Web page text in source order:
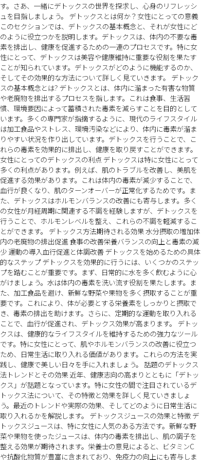
す。さあ、一緒にデトックスの世界を探求し、心身のリフレッシ
ュを目指しましょう。 デトックスとは何か？女性にとっての意義
このセクションでは、デトックスの基本概念と、それが女性にど
のように役立つかを説明します。デトックスは、体内の不要な毒
素を排出し、健康を促進するための一連のプロセスです。特に女
性にとって、デトックスは美容や健康維持に重要な役割を果たす
ことが知られています。デトックスがどのように機能するのか、
そしてその効果的な方法について詳しく見ていきます。 デトック
スの基本概念とは? デトックスとは、体内に溜まった有害な物質
や老廃物を排出するプロセスを指します。これは食事、生活習
慣、環境要因によって蓄積された毒素を減らすことを目的として
います。多くの専門家が指摘するように、現代のライフスタイル
は加工食品やストレス、環境汚染などにより、体内に毒素が溜ま
りやすい状況を作り出しています。デトックスを行うことで、こ
れらの毒素を効果的に排出し、健康を取り戻すことができます。
女性にとってのデトックスの利点 デトックスは特に女性にとって
多くの利点があります。例えば、肌のトラブルを改善し、美肌を
促進する効果があります。これは体内の毒素が減少することで、
血行が良くなり、肌のターンオーバーが正常化するためです。ま
た、デトックスはホルモンバランスの改善にも寄与します。多く
の女性が月経周期に関連する不調を経験しますが、デトックスを
行うことで、ホルモンレベルを整え、これらの不調を軽減するこ
とができます。 デトックス方法期待される効果 水分摂取の増加体
内の老廃物の排出促進 食事の改善栄養バランスの向上と毒素の減
少 運動の導入血行促進と体調改善 デトックスを始めるための具体
的なステップ デトックスを効果的に行うには、いくつかのステッ
プを踏むことが重要です。まず、日常的に水を多く飲むように心
がけましょう。水は体内の毒素を洗い流す役割を果たします。ま
た、加工食品を避け、新鮮な野菜や果物を多く摂取することが重
要です。これにより、体が必要とする栄養素をしっかりと摂取で
き、毒素の排出を助けます。さらに、定期的な運動を取り入れる
ことで、血行が促進され、デトックス効果が高まります。 デトッ
クスは、健康的なライフスタイルを維持するための強力なツール
です。特に女性にとって、肌やホルモンバランスの改善に役立つ
ため、日常生活に取り入れる価値があります。これらの方法を実
践し、健康で美しい日々を手に入れましょう。 話題のデトックス
法トレンドとその効果 近年、健康志向の高まりとともに「デトッ
クス」が話題となっています。特に女性の間で注目されているデ
トックス法について、その特徴と効果を詳しく見ていきましょ
う。最近のトレンドや実際の効果、そしてどのように日常生活に
取り入れるかを解説します。 デトックスジュースの効果と特徴 デ
トックスジュースは、特に女性に人気のある方法です。新鮮な野
菜や果物を使ったジュースは、体内の毒素を排出し、肌の調子を
整える効果が期待されます。栄養士の意見によると、ビタミンC
や抗酸化物質が豊富に含まれており、免疫力の向上にも寄与しま